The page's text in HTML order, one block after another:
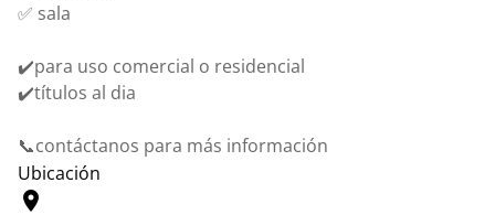
✅ sala
✔️para uso comercial o residencial
✔️títulos al dia
📞contáctanos para más información
Ubicación
location_on